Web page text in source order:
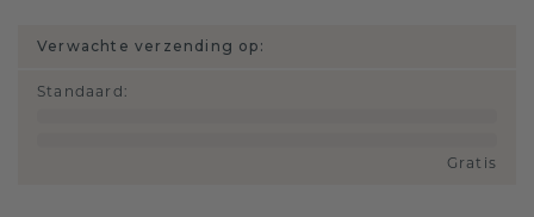
Verwachte verzending op:
Standaard :
Gratis